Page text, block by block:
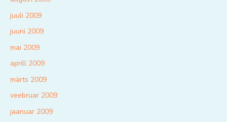
juuli 2009
juuni 2009
mai 2009
aprill 2009
märts 2009
veebruar 2009
jaanuar 2009